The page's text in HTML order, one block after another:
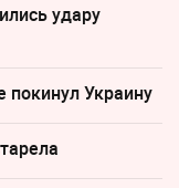
удару
покинул Украину